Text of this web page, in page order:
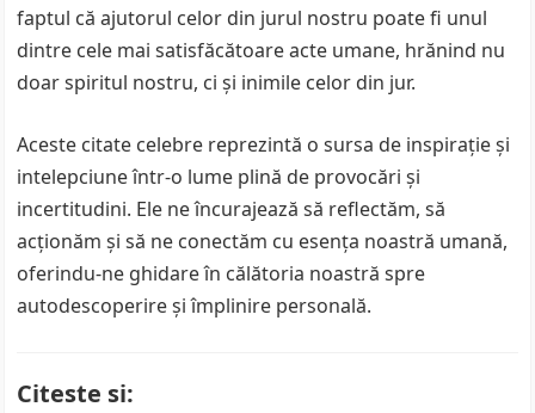
faptul că ajutorul celor din jurul nostru poate fi unul
dintre cele mai satisfăcătoare acte umane, hrănind nu
doar spiritul nostru, ci și inimile celor din jur.
Aceste citate celebre reprezintă o sursa de inspirație și
intelepciune într-o lume plină de provocări și
incertitudini. Ele ne încurajează să reflectăm, să
acționăm și să ne conectăm cu esența noastră umană,
oferindu-ne ghidare în călătoria noastră spre
autodescoperire și împlinire personală.
Citeste si: